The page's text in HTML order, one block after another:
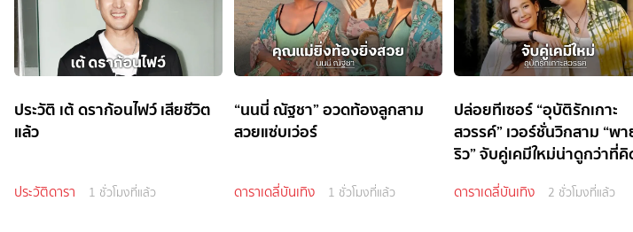
ประวัติ เต้ ดราก้อนไฟว์ เสียชีวิต
แล้ว
ประวัติดารา 1 ชั่วโมงที่แล้ว
“นนนี่ ณัฐชา” อวดท้องลูกสาม
สวยแซ่บเว่อร์
ดาราเดลี่บันเทิง 1 ชั่วโมงที่แล้ว
ปล่อยทีเซอร์ “อุบัติรักเกาะ
สวรรค์” เวอร์ชั่นวิกสาม “พ
ริว” จับคู่เคมีใหม่น่าดูกว่าที่
ดาราเดลี่บันเทิง 2 ชั่วโมงที่แล้ว